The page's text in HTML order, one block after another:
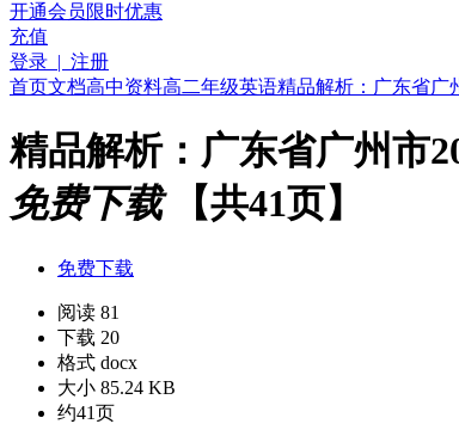
开通会员限时优惠
充值
登录 | 注册
首页文档高中资料高二年级英语精品解析：广东省广
精品解析：广东省广州市
免费下载【共41页】
免费下载
阅读 81
下载 20
格式 docx
大小 85.24 KB
约41页